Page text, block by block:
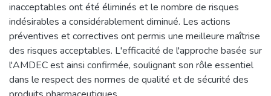
inacceptables ont été éliminés et le nombre de risques
indésirables a considérablement diminué. Les actions
préventives et correctives ont permis une meilleure maîtrise
des risques acceptables. L'efficacité de l'approche basée sur
l'AMDEC est ainsi confirmée, soulignant son rôle essentiel
dans le respect des normes de qualité et de sécurité des